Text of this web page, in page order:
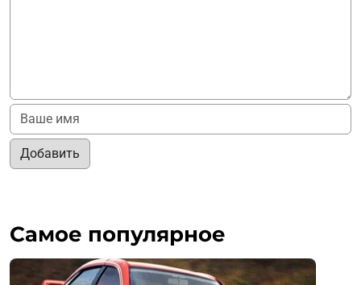
Добавить
Самое популярное